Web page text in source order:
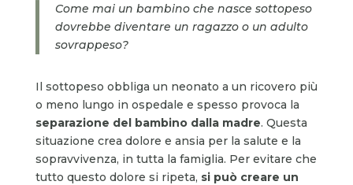
Come mai un bambino che nasce sottopeso
dovrebbe diventare un ragazzo o un adulto
sovrappeso?
Il sottopeso obbliga un neonato a un ricovero più
o meno lungo in ospedale e spesso provoca la
separazione del bambino dalla madre. Questa
situazione crea dolore e ansia per la salute e la
sopravvivenza, in tutta la famiglia. Per evitare che
tutto questo dolore si ripeta, si può creare un